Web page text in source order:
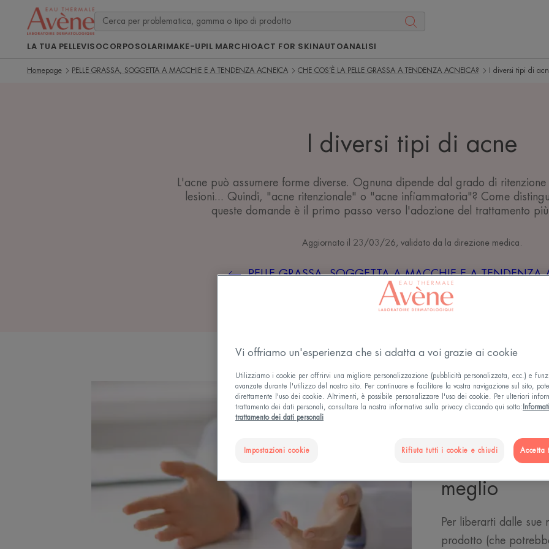
LA TUA PELLEVISOCORPOSOLARIMAKE-UPIL MARCHIOACT FOR SKINAUTOANALISI
Homepage PELLE GRASSA, SOGGETTA A MACCHIE E A TENDENZA ACNEICA CHE COS’È LA PELLE GRASSA A TENDENZA ACNEICA? I diversi tipi di
I diversi tipi di acne
L'acne può assumere forme diverse. Ognuna dipende dal grado di
lesioni... Quindi, "acne ritenzionale" o "acne infiammatoria"? Come
queste domande è il primo passo verso l'adozione del trattamento
Aggiornato il 23/03/26 , validato da la direzione medica
PELLE GRASSA, SOGGETTA A MACCHIE E A TENDENZA
Forme di
acneica:
meglio
Per liberarti dalle sue
prodotto (che
Vi offriamo un'esperienza che si adatta a voi grazie ai cookie
Utilizziamo i cookie per offrirvi una migliore personalizzazione (pubblicità personalizzata, ecc.) e
avanzate durante l'utilizzo del nostro sito. Per continuare e facilitare la vostra navigazione sul sito,
direttamente l'uso dei cookie. Altrimenti, è possibile personalizzare l'uso dei cookie. Per ulteriori
trattamento dei dati personali, consultare la nostra informativa sulla privacy cliccando qui sotto:
trattamento dei dati personali
Impostazioni cookie Rifiuta tutti i cookie e chiudi Accetta